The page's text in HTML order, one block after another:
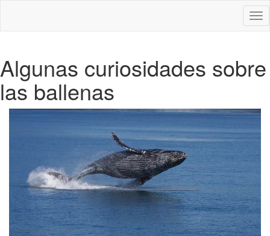
Algunas curiosidades sobre
las ballenas